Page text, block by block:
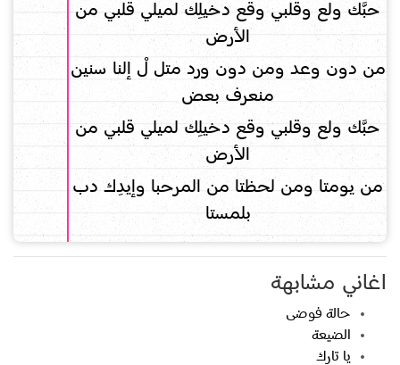
حبَّك ولع وقلبي وقع دخيلِك لميلي قلبي من
الأرض
من دون وعد ومن دون ورد متل لْ إلنا سنين
منعرف بعض
حبَّك ولع وقلبي وقع دخيلِك لميلي قلبي من
الأرض
من يومتا ومن لحظتا من المرحبا وإيدِك دب
بلمستا
اغاني مشابهة
حالة فوضى
الضيعة
يا تارك